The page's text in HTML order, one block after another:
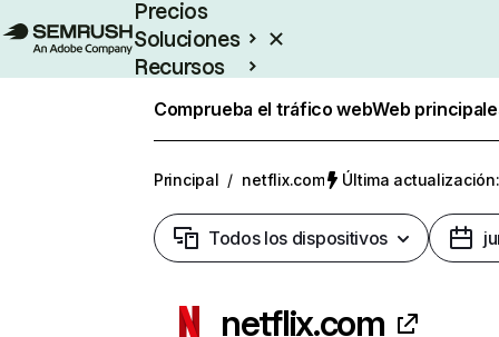
Precios
Soluciones
Recursos
Comprueba el tráfico webWeb
Principal / netflix.com Última
Todos los dispositivos
netflix.com